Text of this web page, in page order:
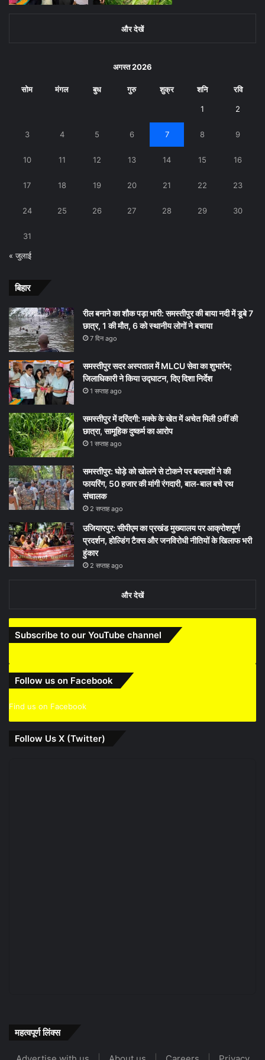
और देखें
अगस्त 2026
सोम मंगल बुध गुरु शुक्र शनि रवि
1 2
3 4 5 6 7 8 9
10 11 12 13 14 15 16
17 18 19 20 21 22 23
24 25 26 27 28 29 30
31
« जुलाई
बिहार
रील बनाने का शौक पड़ा भारी: समस्तीपुर की बाया नदी में डूबे 7
छात्र, 1 की मौत, 6 को स्थानीय लोगों ने बचाया
7 दिन ago
समस्तीपुर सदर अस्पताल में MLCU सेवा का शुभारंभ;
जिलाधिकारी ने किया उद्घाटन, दिए दिशा निर्देश
1 सप्ताह ago
समस्तीपुर में दरिंदगी: मक्के के खेत में अचेत मिली 9वीं की
छात्रा, सामूहिक दुष्कर्म का आरोप
1 सप्ताह ago
समस्तीपुर: घोड़े को खोलने से टोकने पर बदमाशों ने की
फायरिंग, 50 हजार की मांगी रंगदारी, बाल-बाल बचे रथ
संचालक
2 सप्ताह ago
उजियारपुर: सीपीएम का प्रखंड मुख्यालय पर आक्रोशपूर्ण
प्रदर्शन, होल्डिंग टैक्स और जनविरोधी नीतियों के खिलाफ भरी
हुंकार
2 सप्ताह ago
और देखें
Subscribe to our YouTube channel
Follow us on Facebook
Find us on Facebook
Follow Us X (Twitter)
महत्वपूर्ण लिंक्स